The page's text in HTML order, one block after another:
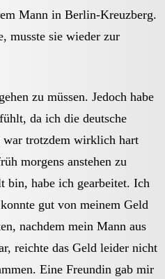
Mann in Berlin-Kreuzberg.
musste sie wieder zur
zu müssen. Jedoch habe
da ich die deutsche
war trotzdem wirklich hart
morgens anstehen zu
bin, habe ich gearbeitet. Ich
gut von meinem Geld
nachdem mein Mann aus
reichte das Geld leider nicht
Eine Freundin gab mir